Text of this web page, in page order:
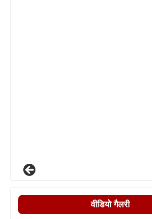
वीडियो गैलरी